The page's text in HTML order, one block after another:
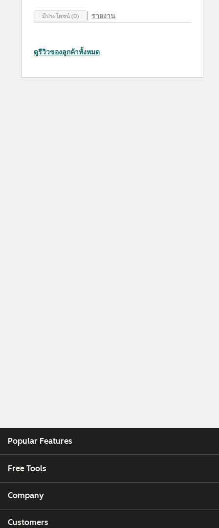
มีประโยชน์ (0) รายงาน
ดูรีวิวของลูกค้าทั้งหมด
Popular Features
Free Tools
Company
Customers